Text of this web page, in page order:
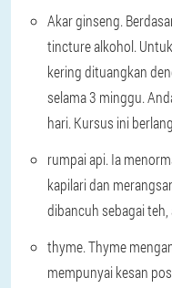
Akar ginseng.
tincture alkohol.
kering dituangkan
selama 3 minggu.
hari. Kursus ini
rumpai api. Ia
kapilari dan
dibancuh sebagai
thyme. Thyme
mempunyai kesan